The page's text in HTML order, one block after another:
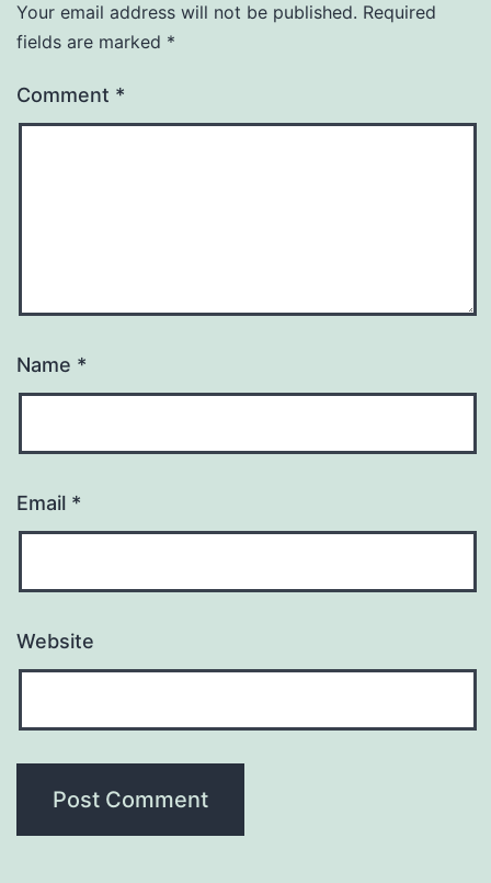
Your email address will not be published. Required
fields are marked *
Comment *
Name *
Email *
Website